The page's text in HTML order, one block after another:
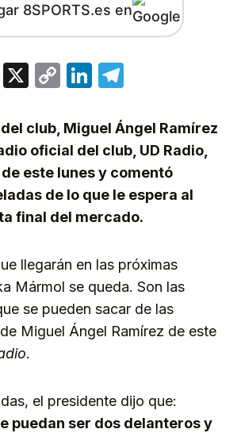
8SPORTS.es en
WhatsApp
X
CopyLinkedIn
club, Miguel Ángel Ramírez
oficial del club, UD Radio,
este lunes y comentó
de lo que le espera al
final del mercado.
llegarán en las próximas
Mármol se queda. Son las
se pueden sacar de las
Miguel Ángel Ramírez de este
.
el presidente dijo que:
puedan ser dos delanteros y